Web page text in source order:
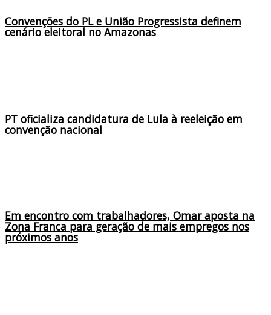
Convenções do PL e União Progressista definem
cenário eleitoral no Amazonas
PT oficializa candidatura de Lula à reeleição em
convenção nacional
Em encontro com trabalhadores, Omar aposta na
Zona Franca para geração de mais empregos nos
próximos anos